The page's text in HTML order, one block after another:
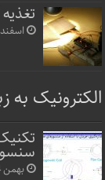
اسفند 14,
الکترونیک به
بهمن 24, 1400